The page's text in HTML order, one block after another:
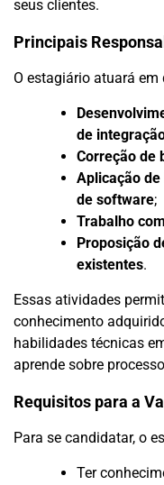
seus clientes.
Principais
O estagiário atuará
de
Correção de
Aplicação
de software;
Trabalho
Proposição
existentes.
Essas atividades
conhecimento
habilidades técnicas
aprende sobre
Requisitos para a
Para se candidatar, o
Ter